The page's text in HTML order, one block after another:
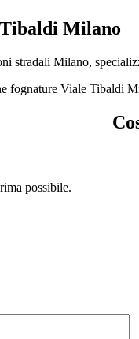
Milano
stradali Milano,
possibile.